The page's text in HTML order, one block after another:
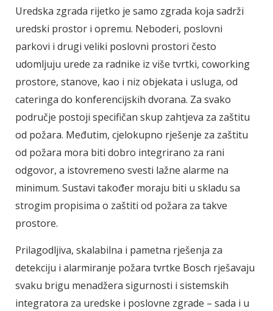
Uredska zgrada rijetko je samo zgrada koja sadrži
uredski prostor i opremu. Neboderi, poslovni
parkovi i drugi veliki poslovni prostori često
udomljuju urede za radnike iz više tvrtki, coworking
prostore, stanove, kao i niz objekata i usluga, od
cateringa do konferencijskih dvorana. Za svako
područje postoji specifičan skup zahtjeva za zaštitu
od požara. Međutim, cjelokupno rješenje za zaštitu
od požara mora biti dobro integrirano za rani
odgovor, a istovremeno svesti lažne alarme na
minimum. Sustavi također moraju biti u skladu sa
strogim propisima o zaštiti od požara za takve
prostore.
Prilagodljiva, skalabilna i pametna rješenja za
detekciju i alarmiranje požara tvrtke Bosch rješavaju
svaku brigu menadžera sigurnosti i sistemskih
integratora za uredske i poslovne zgrade – sada i u